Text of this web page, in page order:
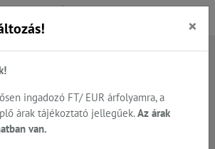
oldal nem található
keresett oldal nem található!
×
ingadozó FT/ EUR árfolyamra, a
árak tájékoztató jellegűek. Az árak
van.